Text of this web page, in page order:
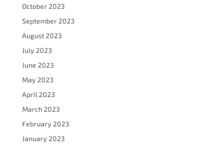
October 2023
September 2023
August 2023
July 2023
June 2023
May 2023
April 2023
March 2023
February 2023
January 2023